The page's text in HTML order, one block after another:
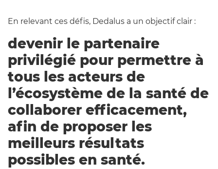
En relevant ces défis, Dedalus a un objectif clair :
devenir le partenaire
privilégié pour permettre à
tous les acteurs de
l’écosystème de la santé de
collaborer efficacement,
afin de proposer les
meilleurs résultats
possibles en santé.